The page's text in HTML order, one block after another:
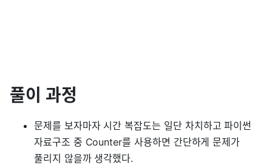
풀이 과정
문제를 보자마자 시간 복잡도는 일단 차치하고 파이썬
자료구조 중 Counter를 사용하면 간단하게 문제가
풀리지 않을까 생각했다.